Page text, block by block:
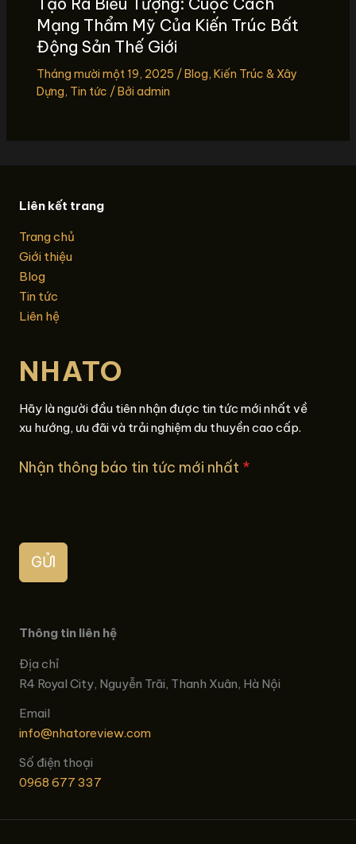
Mạng Thẩm Mỹ Của Kiến Trúc Bất
Động Sản Thế Giới
Tháng mười một 19, 2025 /Blog, Kiến Trúc & Xây
Dựng, Tin tức / Bởi admin
Liên kết trang
Trang chủ
Giới thiệu
Blog
Tin tức
Liên hệ
NHATO
Hãy là người đầu tiên nhận được tin tức mới nhất về
xu hướng, ưu đãi và trải nghiệm du thuyền cao cấp.
Nhận thông báo tin tức mới nhất *
GỬI
Thông tin liên hệ
Địa chỉ
R4 Royal City, Nguyễn Trãi, Thanh Xuân, Hà Nội
Email
info@nhatoreview.com
Số điện thoại
0968 677 337